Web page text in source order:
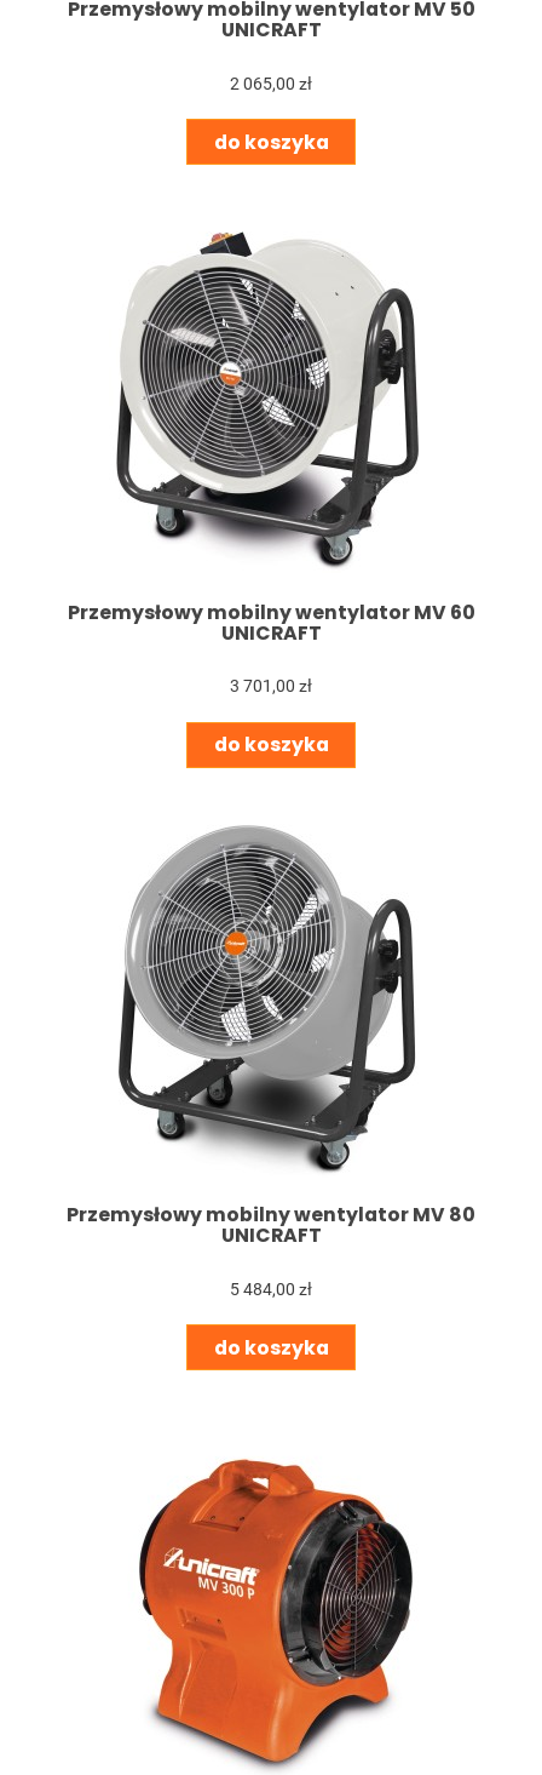
Przemysłowy mobilny wentylator MV 50
UNICRAFT
2 065,00 zł
do koszyka
Przemysłowy mobilny wentylator MV 60
UNICRAFT
3 701,00 zł
do koszyka
Przemysłowy mobilny wentylator MV 80
UNICRAFT
5 484,00 zł
do koszyka